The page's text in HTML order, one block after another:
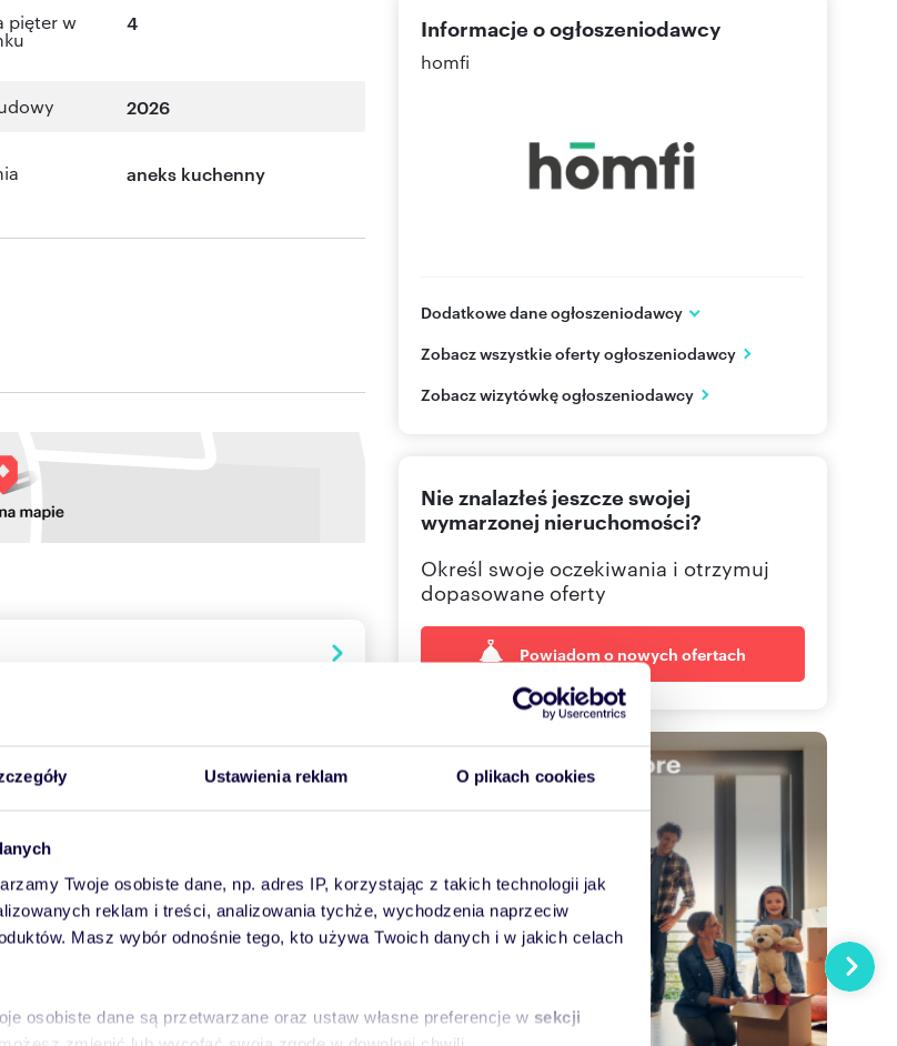
Ustawienia reklam O plikach cookies
Twoje osobiste dane, np. adres IP, korzystając z takich technologii jak
reklam i treści, analizowania tychże, wychodzenia naprzeciw
Masz wybór odnośnie tego, kto używa Twoich danych i w jakich celach
osobiste dane są przetwarzane oraz ustaw własne preferencje w sekcji
pięter w 4
2026
aneks kuchenny
sprzedaży dewelopera kompleksowo
doradztwa i wyboru idealnego lokalu,
wynajmem.
(0% prowizji)!
stanowiący idealny produkt
lokatę kapitału.
architekturze z dużymi przeszkleniami i
Informacje o ogłoszeniodawcy
homfi
Dodatkowe dane ogłoszeniodawcy
Kraków
PL
Zobacz wszystkie oferty ogłoszeniodawcy
Zobacz wizytówkę ogłoszeniodawcy
Nie znalazłeś jeszcze swojej
wymarzonej nieruchomości?
Określ swoje oczekiwania i otrzymuj
dopasowane oferty
Powiadom o nowych ofertach